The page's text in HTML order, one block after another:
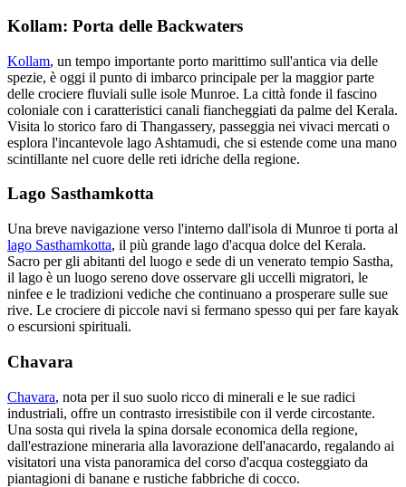
Kollam: Porta delle Backwaters
Kollam, un tempo importante porto marittimo sull'antica via delle
spezie, è oggi il punto di imbarco principale per la maggior parte
delle crociere fluviali sulle isole Munroe. La città fonde il fascino
coloniale con i caratteristici canali fiancheggiati da palme del Kerala.
Visita lo storico faro di Thangassery, passeggia nei vivaci mercati o
esplora l'incantevole lago Ashtamudi, che si estende come una mano
scintillante nel cuore delle reti idriche della regione.
Lago Sasthamkotta
Una breve navigazione verso l'interno dall'isola di Munroe ti porta al
lago Sasthamkotta, il più grande lago d'acqua dolce del Kerala.
Sacro per gli abitanti del luogo e sede di un venerato tempio Sastha,
il lago è un luogo sereno dove osservare gli uccelli migratori, le
ninfee e le tradizioni vediche che continuano a prosperare sulle sue
rive. Le crociere di piccole navi si fermano spesso qui per fare kayak
o escursioni spirituali.
Chavara
Chavara, nota per il suo suolo ricco di minerali e le sue radici
industriali, offre un contrasto irresistibile con il verde circostante.
Una sosta qui rivela la spina dorsale economica della regione,
dall'estrazione mineraria alla lavorazione dell'anacardo, regalando ai
visitatori una vista panoramica del corso d'acqua costeggiato da
piantagioni di banane e rustiche fabbriche di cocco.